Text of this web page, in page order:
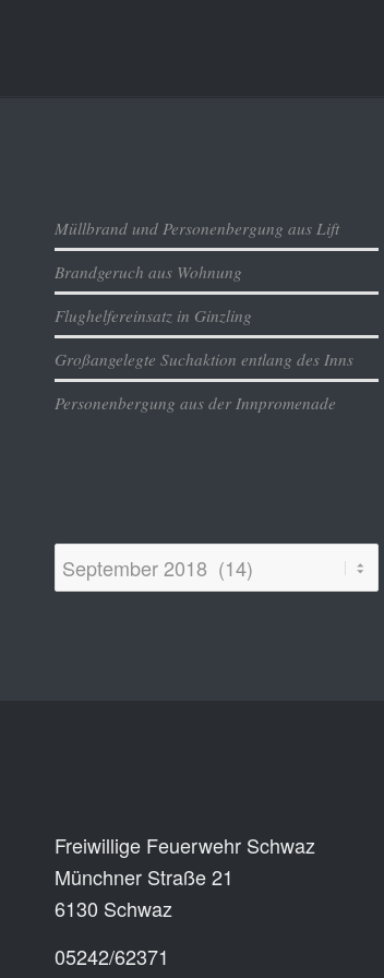
Müllbrand und Personenbergung aus Lift
Brandgeruch aus Wohnung
Flughelfereinsatz in Ginzling
Großangelegte Suchaktion entlang des Inns
Personenbergung aus der Innpromenade
Freiwillige Feuerwehr Schwaz
Münchner Straße 21
6130 Schwaz
05242/62371